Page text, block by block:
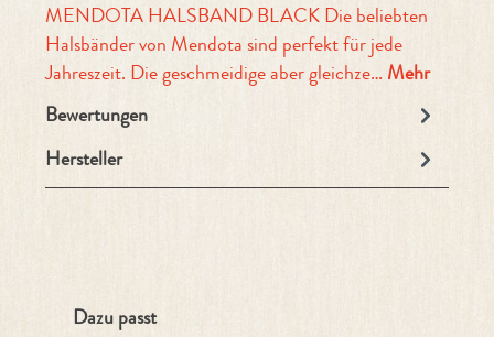
MENDOTA HALSBAND BLACK Die beliebten
Halsbänder von Mendota sind perfekt für jede
Jahreszeit. Die geschmeidige aber gleichze… Mehr
Bewertungen
Hersteller
Produktgalerie überspringen
Dazu passt